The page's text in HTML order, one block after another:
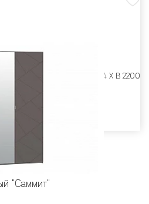
Ш 2114 X Г 604 X В 2200
"Саммит"